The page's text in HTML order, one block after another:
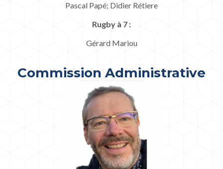
Pascal Papé; Didier Rétiere
Rugby à 7 :
Gérard Mariou
Commission Administrative